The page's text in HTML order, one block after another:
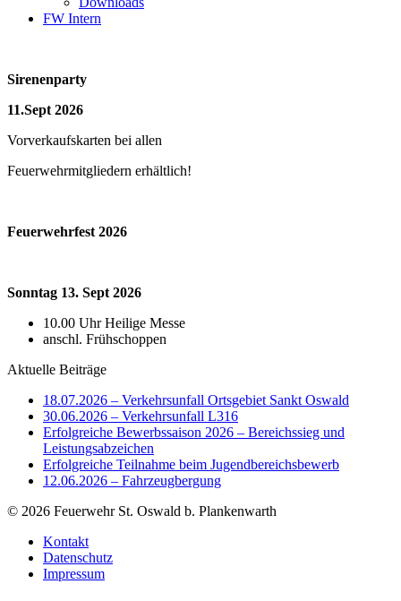
FW Intern
Sirenenparty
11.Sept 2026
Vorverkaufskarten bei allen
Feuerwehrmitgliedern erhältlich!
Feuerwehrfest 2026
Sonntag 13. Sept 2026
10.00 Uhr Heilige Messe
anschl. Frühschoppen
Aktuelle Beiträge
18.07.2026 – Verkehrsunfall Ortsgebiet Sankt Oswald
30.06.2026 – Verkehrsunfall L316
Erfolgreiche Bewerbssaison 2026 – Bereichssieg und
Leistungsabzeichen
Erfolgreiche Teilnahme beim Jugendbereichsbewerb
12.06.2026 – Fahrzeugbergung
© 2026 Feuerwehr St. Oswald b. Plankenwarth
Kontakt
Datenschutz
Impressum